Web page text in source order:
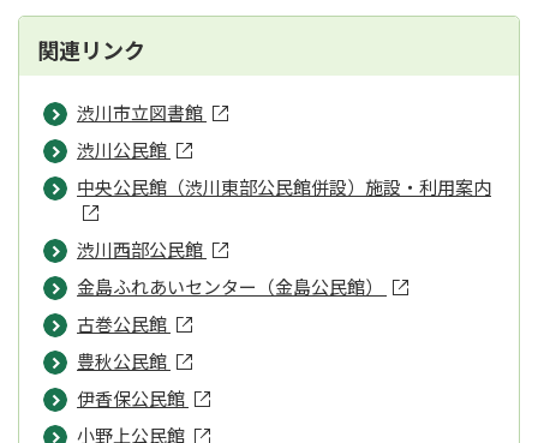
関連リンク
渋川市立図書館
渋川公民館
中央公民館（渋川東部公民館併設）施設・利用案内
渋川西部公民館
金島ふれあいセンター（金島公民館）
古巻公民館
豊秋公民館
伊香保公民館
小野上公民館